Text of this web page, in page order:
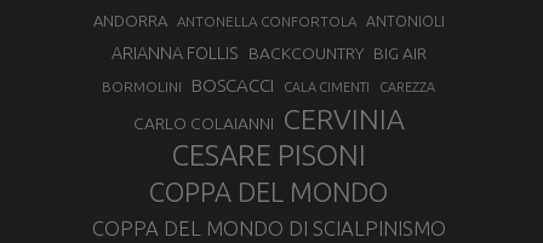
ANDORRA ANTONELLA CONFORTOLA ANTONIOLI
ARIANNA FOLLIS BACKCOUNTRY BIG AIR
BORMOLINI BOSCACCI CALA CIMENTI CAREZZA
CARLO COLAIANNI CERVINIA
CESARE PISONI
COPPA DEL MONDO
COPPA DEL MONDO DI SCIALPINISMO